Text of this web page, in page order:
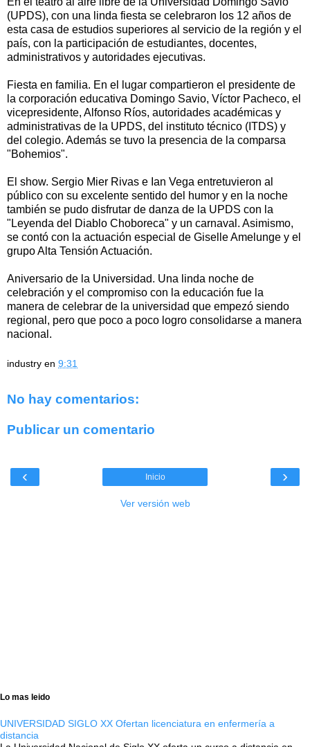
(UPDS), con una linda fiesta se celebraron los 12 años de
esta casa de estudios superiores al servicio de la región y el
país, con la participación de estudiantes, docentes,
administrativos y autoridades ejecutivas.
Fiesta en familia. En el lugar compartieron el presidente de
la corporación educativa Domingo Savio, Víctor Pacheco, el
vicepresidente, Alfonso Ríos, autoridades académicas y
administrativas de la UPDS, del instituto técnico (ITDS) y
del colegio. Además se tuvo la presencia de la comparsa
"Bohemios".
El show. Sergio Mier Rivas e Ian Vega entretuvieron al
público con su excelente sentido del humor y en la noche
también se pudo disfrutar de danza de la UPDS con la
"Leyenda del Diablo Choboreca" y un carnaval. Asimismo,
se contó con la actuación especial de Giselle Amelunge y el
grupo Alta Tensión Actuación.
Aniversario de la Universidad. Una linda noche de
celebración y el compromiso con la educación fue la
manera de celebrar de la universidad que empezó siendo
regional, pero que poco a poco logro consolidarse a manera
nacional.
industry en 9:31
No hay comentarios:
Publicar un comentario
‹ ›
Inicio
Ver versión web
Lo mas leido
UNIVERSIDAD SIGLO XX Ofertan licenciatura en enfermería a
distancia